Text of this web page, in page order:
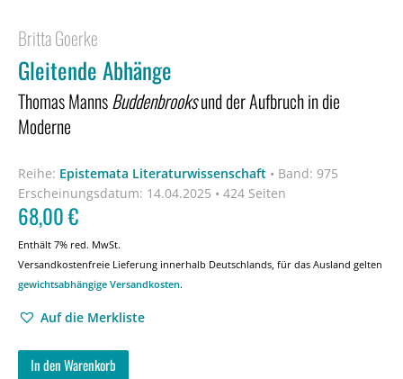
Britta Goerke
Gleitende Abhänge
Thomas MannsBuddenbrooksund der Aufbruch in die
Moderne
Reihe: Epistemata Literaturwissenschaft • Band: 975
Erscheinungsdatum: 14.04.2025 • 424 Seiten
68,00€
Enthält 7% red. MwSt.
Versandkostenfreie Lieferung innerhalb Deutschlands, für das Ausland gelten
gewichtsabhängige Versandkosten.
Auf die Merkliste
In den Warenkorb